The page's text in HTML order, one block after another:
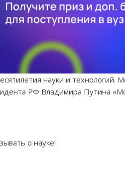
науки и технологий.
РФ Владимира Путина
о науке!